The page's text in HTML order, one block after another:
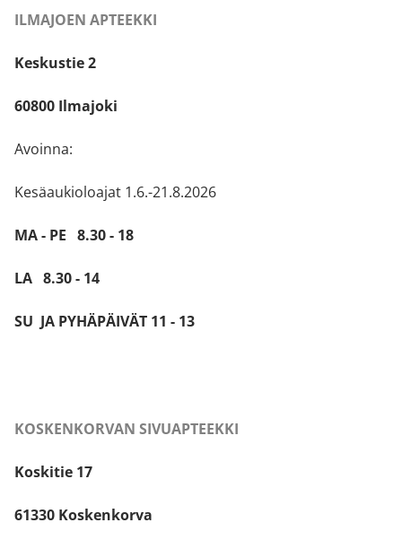
ILMAJOEN APTEEKKI
Keskustie 2
60800 Ilmajoki
Avoinna:
Kesäaukioloajat 1.6.-21.8.2026
MA - PE 8.30 - 18
LA 8.30 - 14
SU JA PYHÄPÄIVÄT 11 - 13
KOSKENKORVAN SIVUAPTEEKKI
Koskitie 17
61330 Koskenkorva